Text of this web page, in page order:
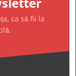
ca să fii la